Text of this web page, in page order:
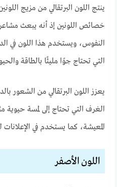
ينتج اللون البرتقالي من مزيج
خصائص اللونين إذ أنه يبعث
النفوس، ويستخدم هذا اللون في
التي تحتاج جوًا مليئًا بالطاقة
يعزز اللون البرتقالي من الشعور
الغرف التي تحتاج إلى لمسة
المعيشة، كما يستخدم في الإعلانات
اللون الأصفر